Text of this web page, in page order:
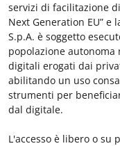
servizi di facilitazione
Next Generation EU” e
S.p.A. è soggetto
popolazione autonoma
digitali erogati dai
abilitando un uso
strumenti per
dal digitale.
L'accesso è libero o su